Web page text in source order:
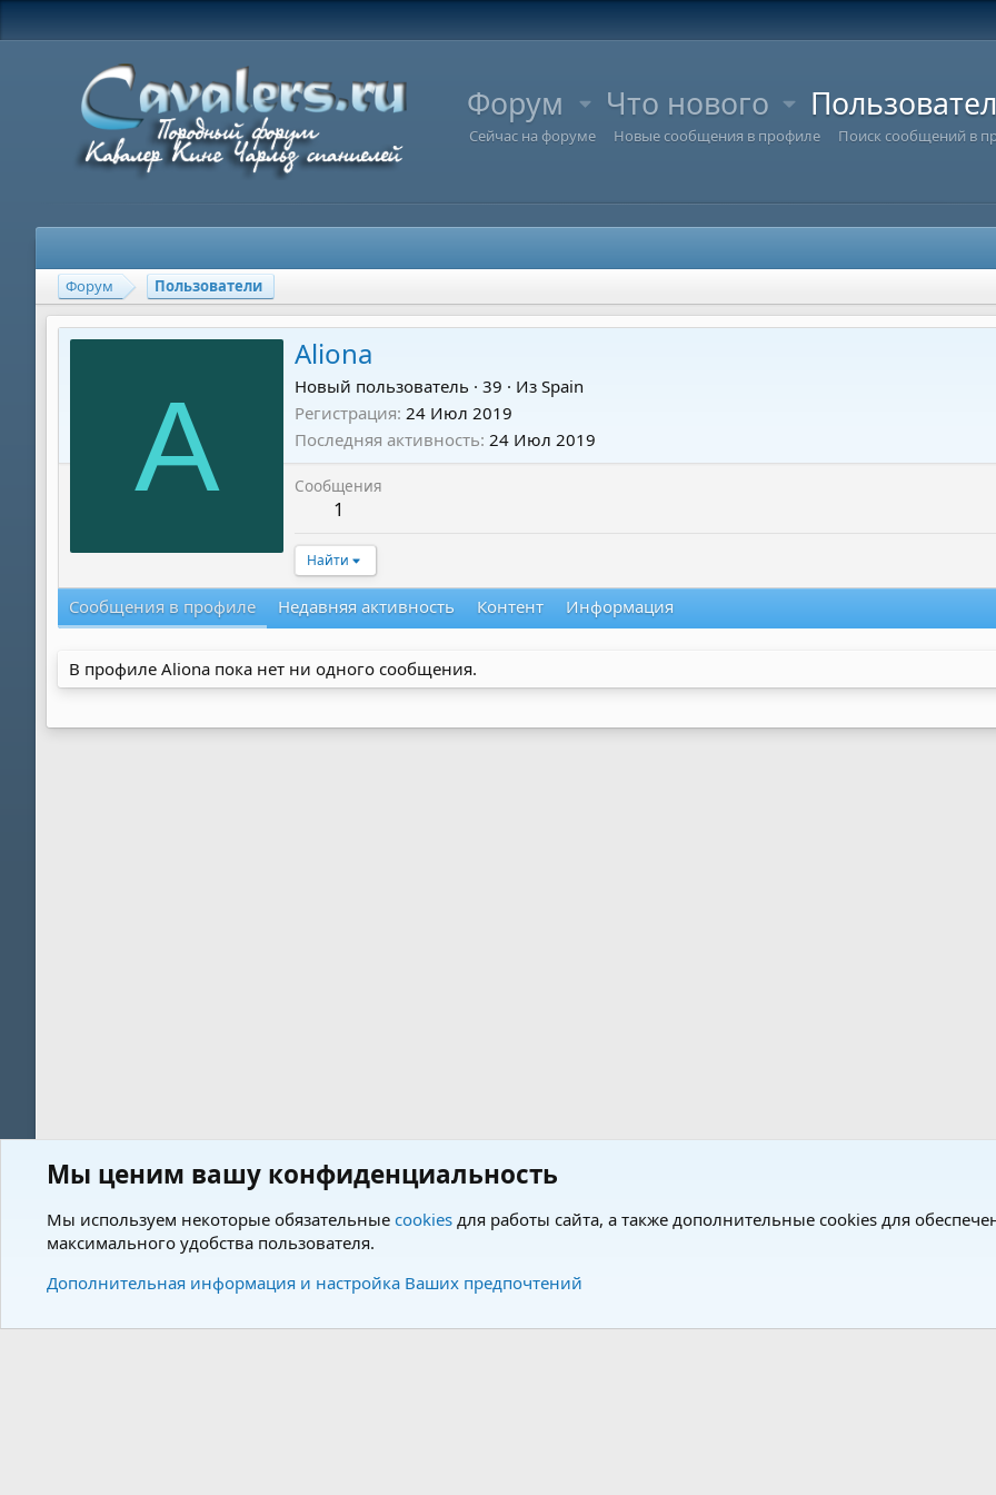
Форум Что нового
Сейчас на форуме Новые сообщения в профиле Поиск сообщений в
Форум Пользователи
A
Aliona
Новый пользователь · 39 · Из Spain
Регистрация 24 Июл 2019
Последняя активность 24 Июл 2019
Сообщения
1
Найти
Сообщения в профиле Недавняя активность Контент Информация
В профиле Aliona пока нет ни одного сообщения.
Мы ценим вашу конфиденциальность
Мы используем некоторые обязательные cookies для работы сайта, а также дополнительные cookies для
максимального удобства пользователя.
Дополнительная информация и настройка Ваших предпочтений